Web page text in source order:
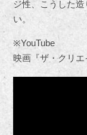
ジ性、こうした
い。
※YouTube
映画『ザ・クリエ